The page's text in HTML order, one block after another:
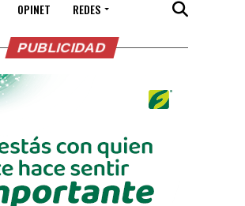
OPINET REDES
PUBLICIDAD